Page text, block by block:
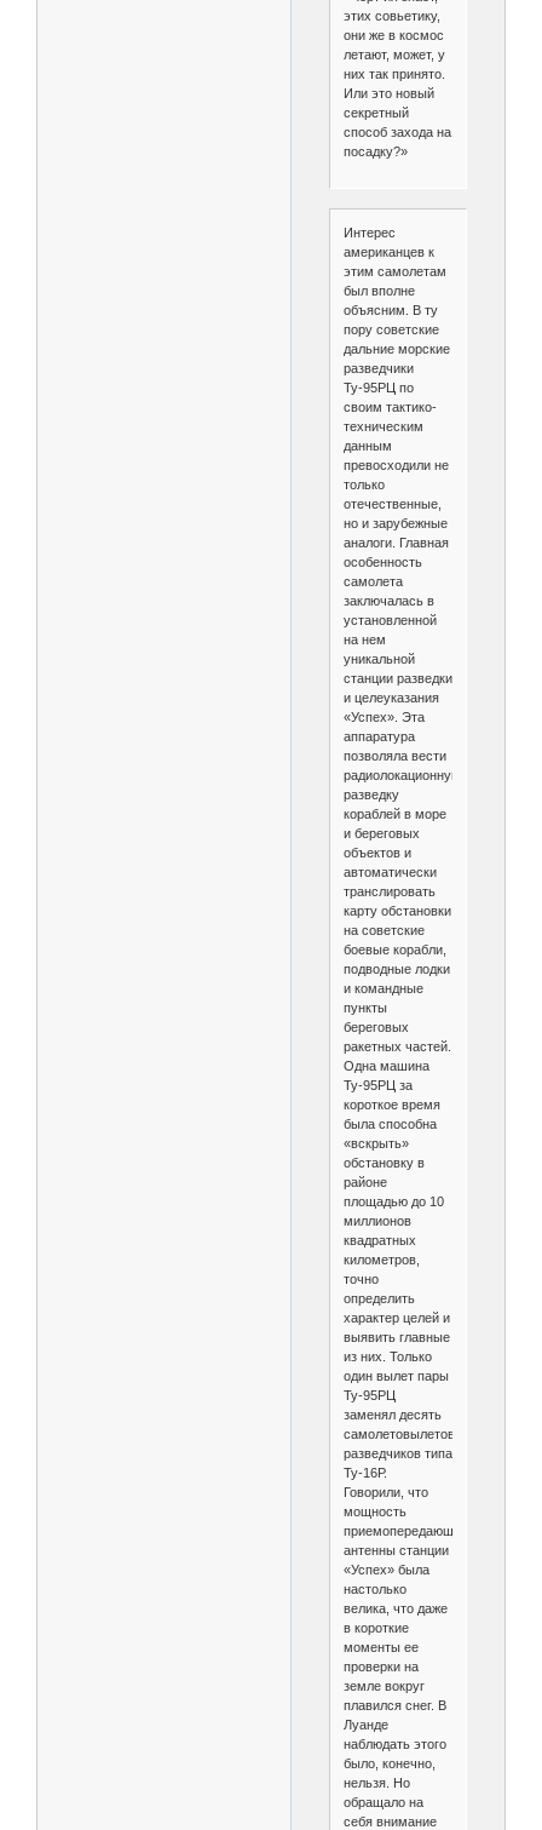
этих совьетику,
они же в космос
летают, может, у
них так принято.
Или это новый
секретный
способ захода на
посадку?»
Интерес
американцев к
этим самолетам
был вполне
объясним. В ту
пору советские
дальние морские
разведчики
Ту-95РЦ по
своим тактико-
техническим
данным
превосходили не
только
отечественные,
но и зарубежные
аналоги. Главная
особенность
самолета
заключалась в
установленной
на нем
уникальной
станции разведки
и целеуказания
«Успех». Эта
аппаратура
позволяла вести
радиолокационную
разведку
кораблей в море
и береговых
объектов и
автоматически
транслировать
карту обстановки
на советские
боевые корабли,
подводные лодки
и командные
пункты
береговых
ракетных частей.
Одна машина
Ту-95РЦ за
короткое время
была способна
«вскрыть»
обстановку в
районе
площадью до 10
миллионов
квадратных
километров,
точно
определить
характер целей и
выявить главные
из них. Только
один вылет пары
Ту-95РЦ
заменял десять
самолетовылетов
разведчиков типа
Ту-16Р.
Говорили, что
мощность
приемопередающей
антенны станции
«Успех» была
настолько
велика, что даже
в короткие
моменты ее
проверки на
земле вокруг
плавился снег. В
Луанде
наблюдать этого
было, конечно,
нельзя. Но
обращало на
себя внимание